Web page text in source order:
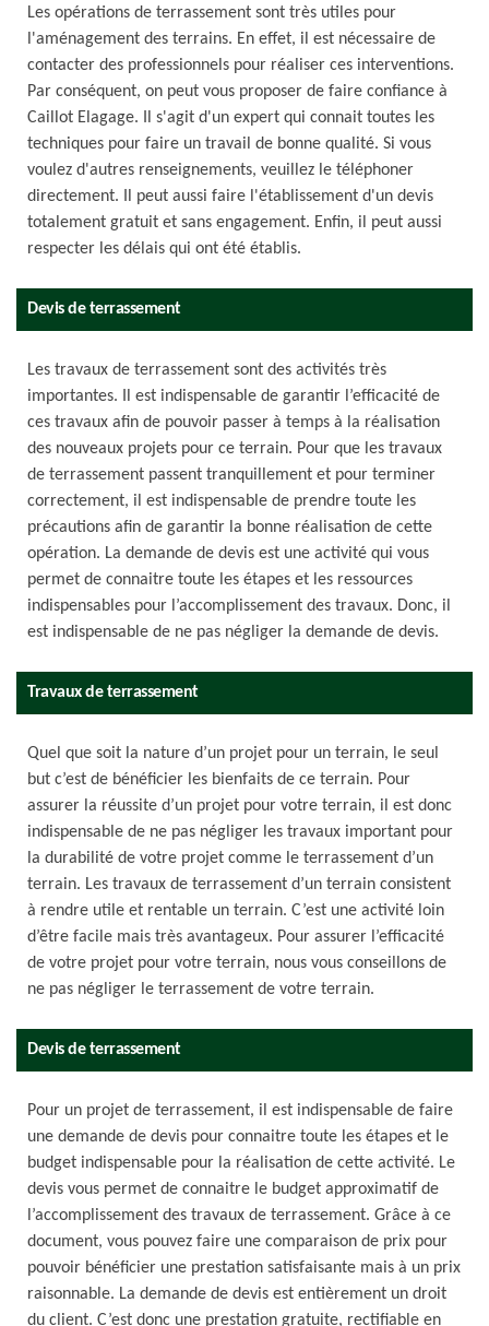
Les opérations de terrassement sont très utiles pour
l'aménagement des terrains. En effet, il est nécessaire de
contacter des professionnels pour réaliser ces interventions.
Par conséquent, on peut vous proposer de faire confiance à
Caillot Elagage. Il s'agit d'un expert qui connait toutes les
techniques pour faire un travail de bonne qualité. Si vous
voulez d'autres renseignements, veuillez le téléphoner
directement. Il peut aussi faire l'établissement d'un devis
totalement gratuit et sans engagement. Enfin, il peut aussi
respecter les délais qui ont été établis.
Devis de terrassement
Les travaux de terrassement sont des activités très
importantes. Il est indispensable de garantir l’efficacité de
ces travaux afin de pouvoir passer à temps à la réalisation
des nouveaux projets pour ce terrain. Pour que les travaux
de terrassement passent tranquillement et pour terminer
correctement, il est indispensable de prendre toute les
précautions afin de garantir la bonne réalisation de cette
opération. La demande de devis est une activité qui vous
permet de connaitre toute les étapes et les ressources
indispensables pour l’accomplissement des travaux. Donc, il
est indispensable de ne pas négliger la demande de devis.
Travaux de terrassement
Quel que soit la nature d’un projet pour un terrain, le seul
but c’est de bénéficier les bienfaits de ce terrain. Pour
assurer la réussite d’un projet pour votre terrain, il est donc
indispensable de ne pas négliger les travaux important pour
la durabilité de votre projet comme le terrassement d’un
terrain. Les travaux de terrassement d’un terrain consistent
à rendre utile et rentable un terrain. C’est une activité loin
d’être facile mais très avantageux. Pour assurer l’efficacité
de votre projet pour votre terrain, nous vous conseillons de
ne pas négliger le terrassement de votre terrain.
Devis de terrassement
Pour un projet de terrassement, il est indispensable de faire
une demande de devis pour connaitre toute les étapes et le
budget indispensable pour la réalisation de cette activité. Le
devis vous permet de connaitre le budget approximatif de
l’accomplissement des travaux de terrassement. Grâce à ce
document, vous pouvez faire une comparaison de prix pour
pouvoir bénéficier une prestation satisfaisante mais à un prix
raisonnable. La demande de devis est entièrement un droit
du client. C’est donc une prestation gratuite, rectifiable en